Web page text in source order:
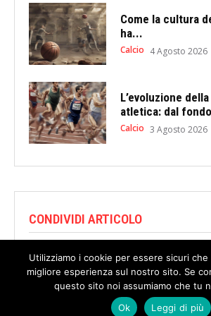
Come la cultura
ha...
Calcio 4 Agosto 2026
L’evoluzione
atletica: dal
Calcio 3 Agosto 2026
CONDIVIDI ARTICOLO
Utilizziamo i cookie per essere sicuri
migliore esperienza sul nostro sito. Se
questo sito noi assumiamo che tu
Ok
Leggi di più